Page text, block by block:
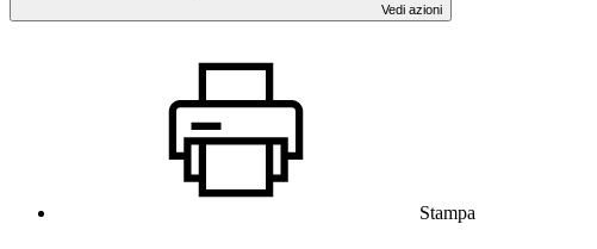
Vedi azioni
Stampa